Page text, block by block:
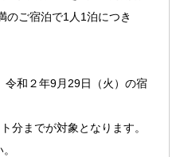
のご宿泊で1人1泊につき
和２年9月29日（火）の宿
分までが対象となります。